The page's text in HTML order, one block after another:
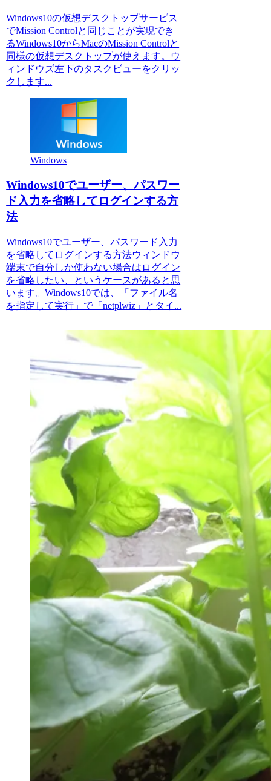
Windows10の仮想デスクトップサービス
でMission Controlと同じことが実現でき
るWindows10からMacのMission Controlと
同様の仮想デスクトップが使えます。ウ
ィンドウズ左下のタスクビューをクリッ
クします...
Windows
Windows10でユーザー、パスワー
ド入力を省略してログインする方
法
Windows10でユーザー、パスワード入力
を省略してログインする方法ウィンドウ
端末で自分しか使わない場合はログイン
を省略したい、というケースがあると思
います。Windows10では、「ファイル名
を指定して実行」で「netplwiz」とタイ...